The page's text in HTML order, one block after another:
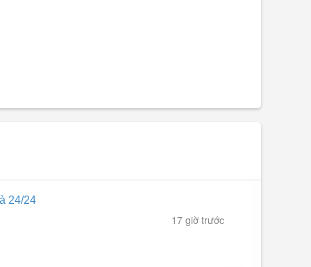
24/24
17 giờ trước